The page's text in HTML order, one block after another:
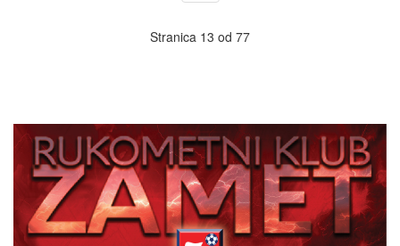
Stranica 13 od 77